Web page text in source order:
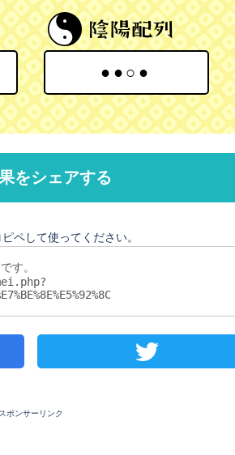
●●○●
をシェアする
ペして使ってください。
スポンサーリンク